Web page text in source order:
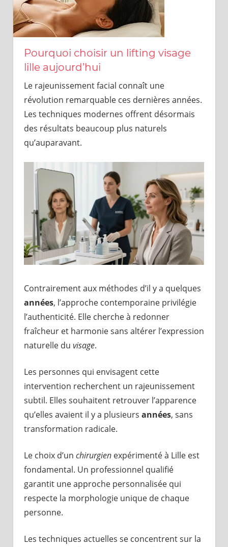
Pourquoi choisir un lifting visage
lille aujourd’hui
Le rajeunissement facial connaît une
révolution remarquable ces dernières années.
Les techniques modernes offrent désormais
des résultats beaucoup plus naturels
qu’auparavant.
Contrairement aux méthodes d’il y a quelques
années, l’approche contemporaine privilégie
l’authenticité. Elle cherche à redonner
fraîcheur et harmonie sans altérer l’expression
naturelle du visage.
Les personnes qui envisagent cette
intervention recherchent un rajeunissement
subtil. Elles souhaitent retrouver l’apparence
qu’elles avaient il y a plusieurs années, sans
transformation radicale.
Le choix d’un chirurgienexpérimenté à Lille est
fondamental. Un professionnel qualifié
garantit une approche personnalisée qui
respecte la morphologie unique de chaque
personne.
Les techniques actuelles se concentrent sur la